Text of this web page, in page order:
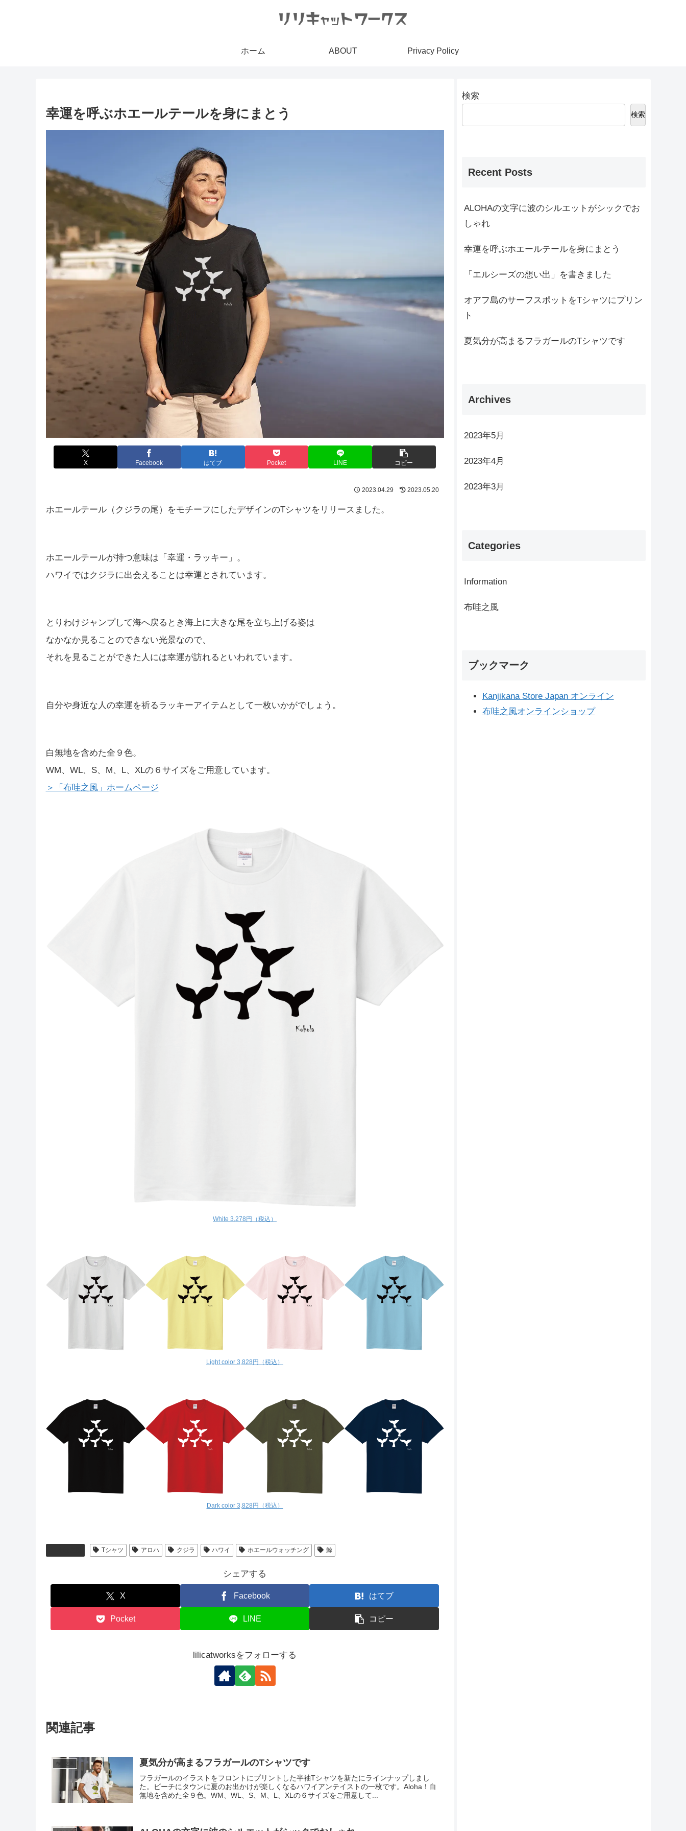
ホーム ABOUT Privacy Policy
幸運を呼ぶホエールテールを身にまとう
X Facebook はてブ Pocket LINE コピー
2023.04.29 2023.05.20
ホエールテール（クジラの尾）をモチーフにしたデザインのTシャツをリリースました。
ホエールテールが持つ意味は「幸運・ラッキー」。
ハワイではクジラに出会えることは幸運とされています。
とりわけジャンプして海へ戻るとき海上に大きな尾を立ち上げる姿は
なかなか見ることのできない光景なので、
それを見ることができた人には幸運が訪れるといわれています。
自分や身近な人の幸運を祈るラッキーアイテムとして一枚いかがでしょう。
白無地を含めた全９色。
WM、WL、S、M、L、XLの６サイズをご用意しています。
＞「布哇之風」ホームページ
White 3,278円（税込）
Light color 3,828円（税込）
Dark color 3,828円（税込）
Tシャツ アロハ クジラ ハワイ ホエールウォッチング 鯨
シェアする
X Facebook はてブ
Pocket LINE コピー
lilicatworksをフォローする
関連記事
布哇之風 夏気分が高まるフラガールのTシャツです
フラガールのイラストをフロントにプリントした半袖Tシャツを新たにラインナップしまし
た。ビーチにタウンに夏のお出かけが楽しくなるハワイアンテイストの一枚です。Aloha！白
無地を含めた全９色。WM、WL、S、M、L、XLの６サイズをご用意して...
検索
検索
Recent Posts
ALOHAの文字に波のシルエットがシックでお
しゃれ
幸運を呼ぶホエールテールを身にまとう
「エルシーズの想い出」を書きました
オアフ島のサーフスポットをTシャツにプリン
ト
夏気分が高まるフラガールのTシャツです
Archives
2023年5月
2023年4月
2023年3月
Categories
Information
布哇之風
ブックマーク
Kanjikana Store Japan オンライン
布哇之風オンラインショップ